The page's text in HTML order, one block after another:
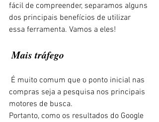
fácil de compreender, separamos alguns
dos principais benefícios de utilizar
essa ferramenta. Vamos a eles!
Mais tráfego
compras seja a pesquisa nos principais
motores de busca.
Portanto, como os resultados do Google